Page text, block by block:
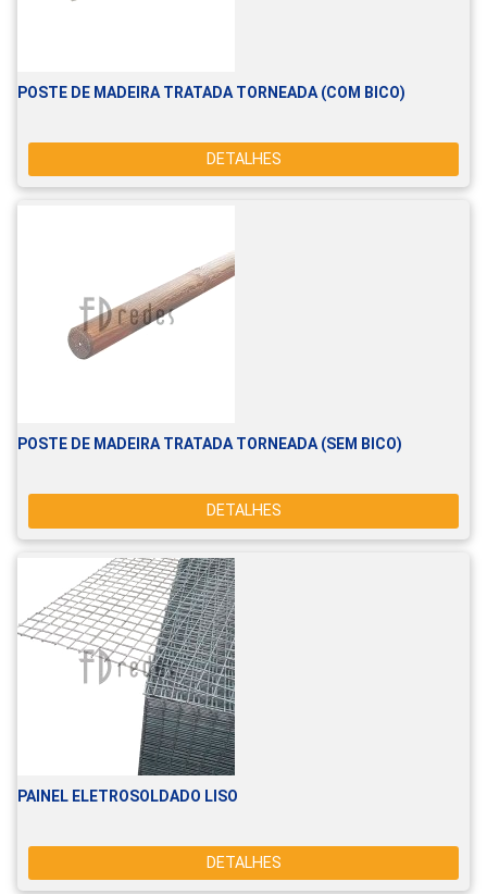
POSTE DE MADEIRA TRATADA TORNEADA (COM BICO)
DETALHES
POSTE DE MADEIRA TRATADA TORNEADA (SEM BICO)
DETALHES
PAINEL ELETROSOLDADO LISO
DETALHES